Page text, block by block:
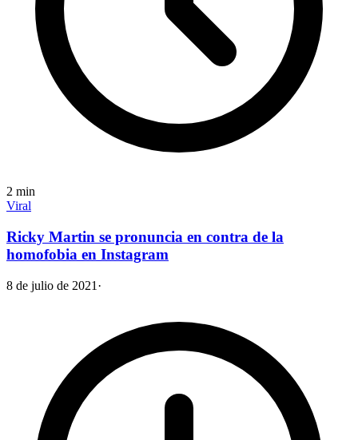
2 min
Viral
Ricky Martin se pronuncia en contra de la
homofobia en Instagram
8 de julio de 2021 ·